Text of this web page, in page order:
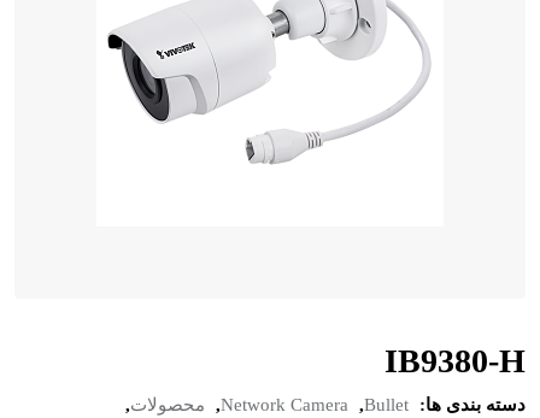
IB9380-H
دسته بندی ها: Bullet
,
Network Camera
, محصولات,